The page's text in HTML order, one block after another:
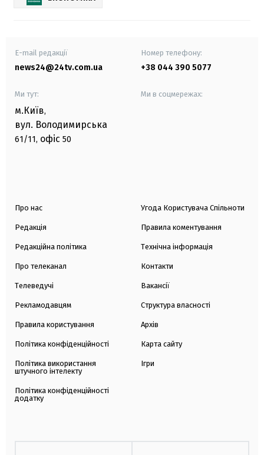
E-mail редакції
news24@24tv.com.ua
Номер телефону:
+38 044 390 5077
Ми тут:
м.Київ,
вул. Володимирська
61/11, офіс 50
Ми в соцмережах:
Про нас
Редакція
Редакційна політика
Про телеканал
Телеведучі
Рекламодавцям
Правила користування
Політика конфіденційності
Політика використання
штучного інтелекту
Політика конфіденційності
додатку
Угода Користувача Спільноти
Правила коментування
Технічна інформація
Контакти
Вакансії
Структура власності
Архів
Карта сайту
Ігри